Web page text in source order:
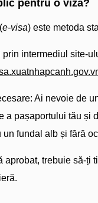
pentru o viză?
e-visa) este metoda
intermediul site-
Ai nevoie de
a pașaportului tău și
un fundal alb și fără
aprobat, trebuie să-ți